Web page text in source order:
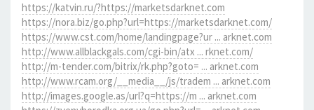
https://katvin.ru/?https://marketsdarknet.com
https://nora.biz/go.php?url=https://marketsdarknet.com/
https://www.cst.com/home/landingpage?ur ... arknet.com
http://www.allblackgals.com/cgi-bin/atx ... rknet.com/
http://m-tender.com/bitrix/rk.php?goto= ... arknet.com
http://www.rcam.org/__media__/js/tradem ... arknet.com
http://images.google.as/url?q=https://m ... arknet.com